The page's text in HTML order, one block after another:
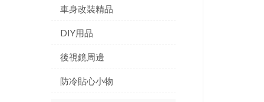
車身改裝精品
DIY用品
後視鏡周邊
防冷貼心小物